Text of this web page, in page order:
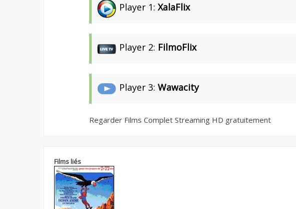
Player 1: XalaFlix
Player 2: FilmoFlix
Player 3: Wawacity
Regarder Films Complet Streaming HD gratuitement
Films liés